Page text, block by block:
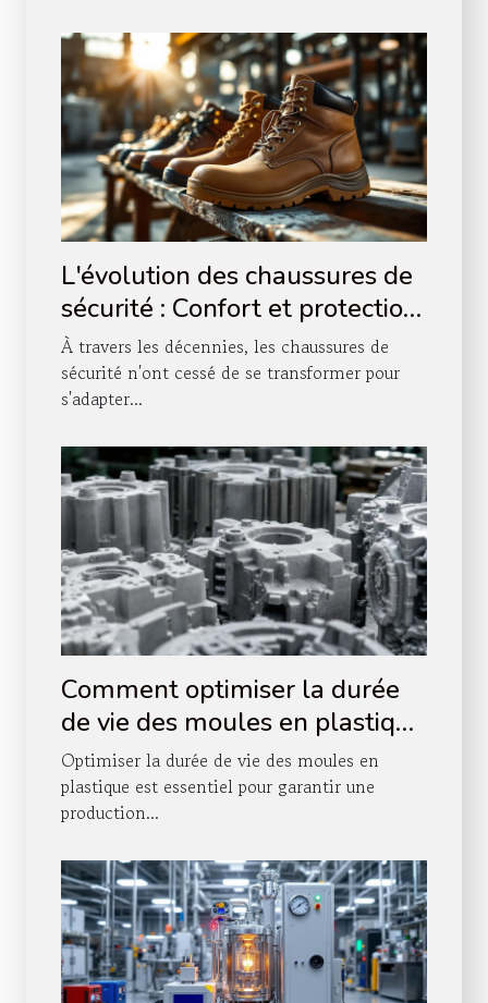
L'évolution des chaussures de
sécurité : Confort et protection
à travers les années
À travers les décennies, les chaussures de
sécurité n'ont cessé de se transformer pour
s'adapter...
Comment optimiser la durée
de vie des moules en plastique
?
Optimiser la durée de vie des moules en
plastique est essentiel pour garantir une
production...